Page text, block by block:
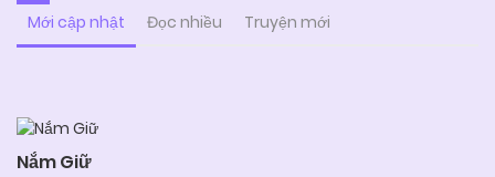
Mới cập nhật Đọc nhiều Truyện mới
Nắm Giữ